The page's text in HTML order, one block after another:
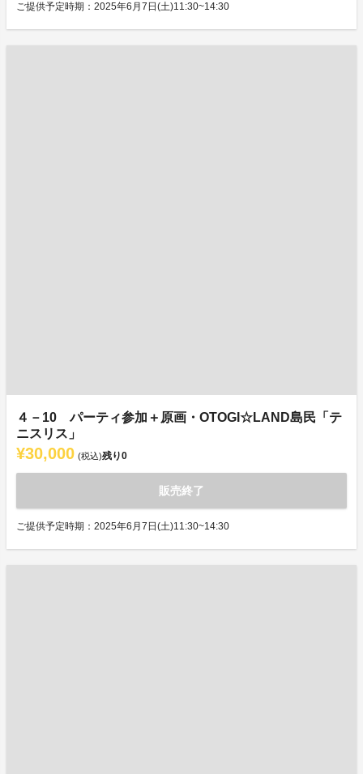
ご提供予定時期：2025年6月7日(土)11:30~14:30
４－10 パーティ参加＋原画・OTOGI☆LAND島民「テ
ニスリス」
¥30,000 (税込)残り0
販売終了
ご提供予定時期：2025年6月7日(土)11:30~14:30